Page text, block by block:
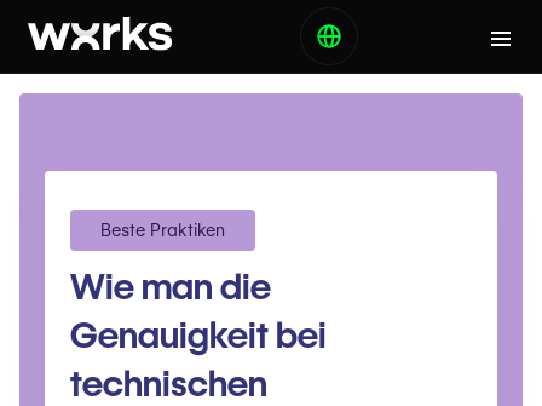
Beste Praktiken
Wie man die
Genauigkeit bei
technischen